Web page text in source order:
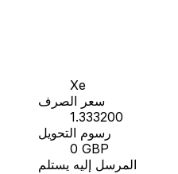
Xe
سعر الصرف
1.333200
رسوم التحويل
0 GBP
المرسل إليه يستلم